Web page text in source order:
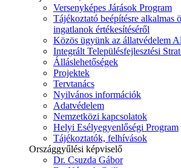
Versenyképes Járások Program
Tájékoztató beépítésre alkalmas
ingatlanok értékesítéséről
Közös ügyünk az állatvédelem
Integrált Településfejlesztési
Álláslehetőségek
Projektek
Tervtanács
Nyilvános információk
Adatvédelem
Nemzetközi kapcsolatok
Helyi Esélyegyenlőségi Program
Tájékoztatók, felhívások
Országgyűlési képviselő
Dr. Csuzda Gábor